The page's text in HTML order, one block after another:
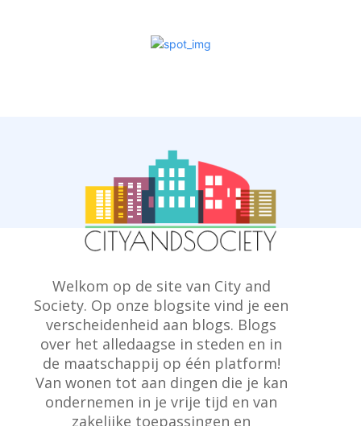
Welkom op de site van City and
Society. Op onze blogsite vind je een
verscheidenheid aan blogs. Blogs
over het alledaagse in steden en in
de maatschappij op één platform!
Van wonen tot aan dingen die je kan
ondernemen in je vrije tijd en van
zakelijke toepassingen en